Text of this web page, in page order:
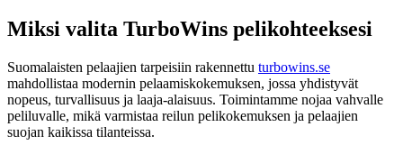
Miksi valita TurboWins pelikohteeksesi
Suomalaisten pelaajien tarpeisiin rakennettu turbowins.se
mahdollistaa modernin pelaamiskokemuksen, jossa yhdistyvät
nopeus, turvallisuus ja laaja-alaisuus. Toimintamme nojaa vahvalle
peliluvalle, mikä varmistaa reilun pelikokemuksen ja pelaajien
suojan kaikissa tilanteissa.